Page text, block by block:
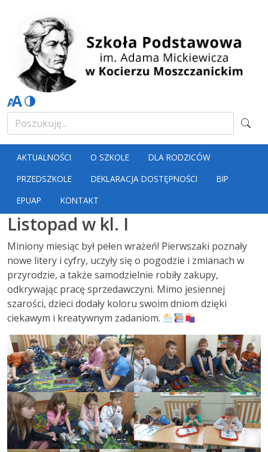
AKTUALNOŚCI O SZKOLE
DLA RODZICÓW
PRZEDSZKOLE
DEKLARACJA DOSTĘPNOŚCI
BIP
EPUAP
KONTAKT
Listopad w kl. I
Miniony miesiąc był pełen wrażeń! Pierwszaki poznały
nowe litery i cyfry, uczyły się o pogodzie i zmianach w
przyrodzie, a także samodzielnie robiły zakupy,
odkrywając pracę sprzedawczyni. Mimo jesiennej
szarości, dzieci dodały koloru swoim dniom dzięki
ciekawym i kreatywnym zadaniom.